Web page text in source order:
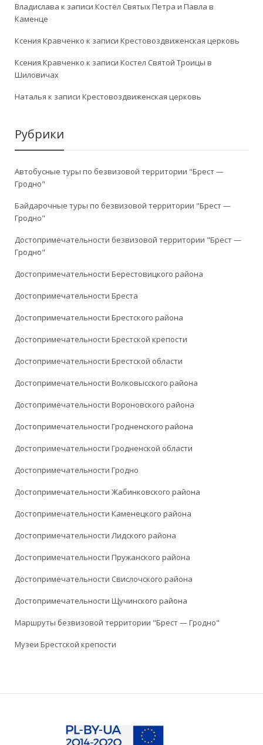
Владислава к записи Костёл Святых Петра и Павла в
Каменце
Ксения Кравченко к записи Крестовоздвиженская церковь
Ксения Кравченко к записи Костел Святой Троицы в
Шиловичах
Наталья к записи Крестовоздвиженская церковь
Рубрики
Автобусные туры по безвизовой территории "Брест —
Гродно"
Байдарочные туры по безвизовой территории "Брест —
Гродно"
Достопримечательности безвизовой территории "Брест —
Гродно"
Достопримечательности Берестовицкого района
Достопримечательности Бреста
Достопримечательности Брестского района
Достопримечательности Брестской крепости
Достопримечательности Брестской области
Достопримечательности Волковысского района
Достопримечательности Вороновского района
Достопримечательности Гродненского района
Достопримечательности Гродненской области
Достопримечательности Гродно
Достопримечательности Жабинковского района
Достопримечательности Каменецкого района
Достопримечательности Лидского района
Достопримечательности Пружанского района
Достопримечательности Свислочского района
Достопримечательности Щучинского района
Маршруты безвизовой территории "Брест — Гродно"
Музеи Брестской крепости